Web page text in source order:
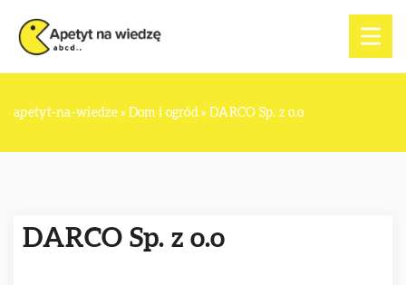
apetyt-na-wiedze» Dom i ogród » DARCO Sp. z o.o
DARCO Sp. z o.o